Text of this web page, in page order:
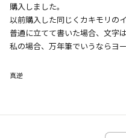
購入しました。
以前購入した同じくカキモリの
普通に立てて書いた場合、文字
私の場合、万年筆でいうならヨ
き分けもできました)寝かせて
な太さで面で塗る事も出来ます。
インクの保持量もしっかりと
真逆